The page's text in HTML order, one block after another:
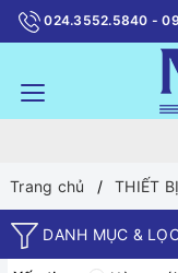
024.3552.5840 -
Trang chủ THIẾT
DANH MỤC &